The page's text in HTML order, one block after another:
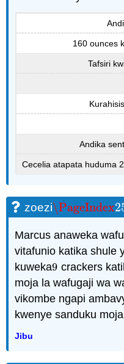
160 ounces
Tafsiri
Andika
Cecelia atapata huduma
zoezi\PageIndex
\PageIndex
Marcus anaweka
vitafunio katika shule
kuweka9
9 crackers
moja la wafugaji wa
vikombe ngapi
kwenye sanduku
Jibu